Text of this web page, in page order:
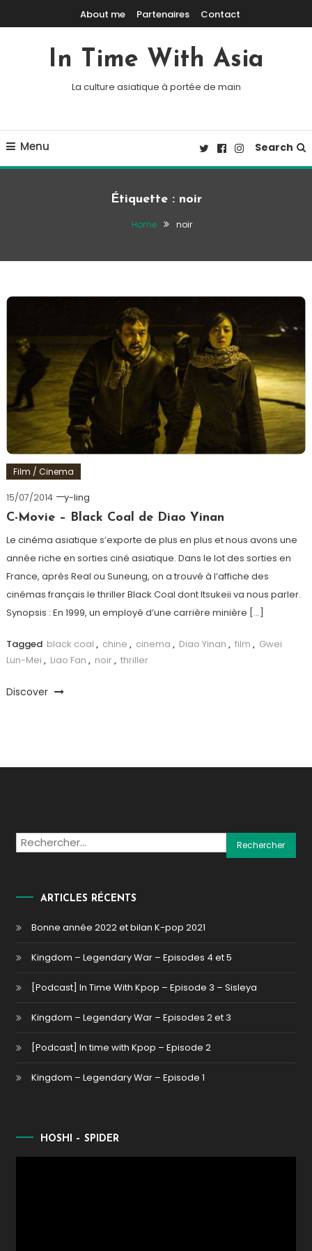
Skip To ContentAbout me Partenaires Contact
In Time With Asia
La culture asiatique à portée de main
Menu Search
Étiquette : noir
Home noir
Film / Cinema
15/07/2014
y-ling
C-Movie – Black Coal de Diao Yinan
Le cinéma asiatique s’exporte de plus en plus et nous avons une
année riche en sorties ciné asiatique. Dans le lot des sorties en
France, après Real ou Suneung, on a trouvé à l’affiche des
cinémas français le thriller Black Coal dont Itsukeii va nous parler.
Synopsis : En 1999, un employé d’une carrière minière […]
Tagged black coal , chine , cinema , Diao Yinan , film , Gwei
Lun-Mei , Liao Fan , noir, thriller
Discover
Rechercher :
ARTICLES RÉCENTS
Bonne année 2022 et bilan K-pop 2021
Kingdom – Legendary War – Episodes 4 et 5
[Podcast] In Time With Kpop – Episode 3 – Sisleya
Kingdom – Legendary War – Episodes 2 et 3
[Podcast] In time with Kpop – Episode 2
Kingdom – Legendary War – Episode 1
HOSHI – SPIDER